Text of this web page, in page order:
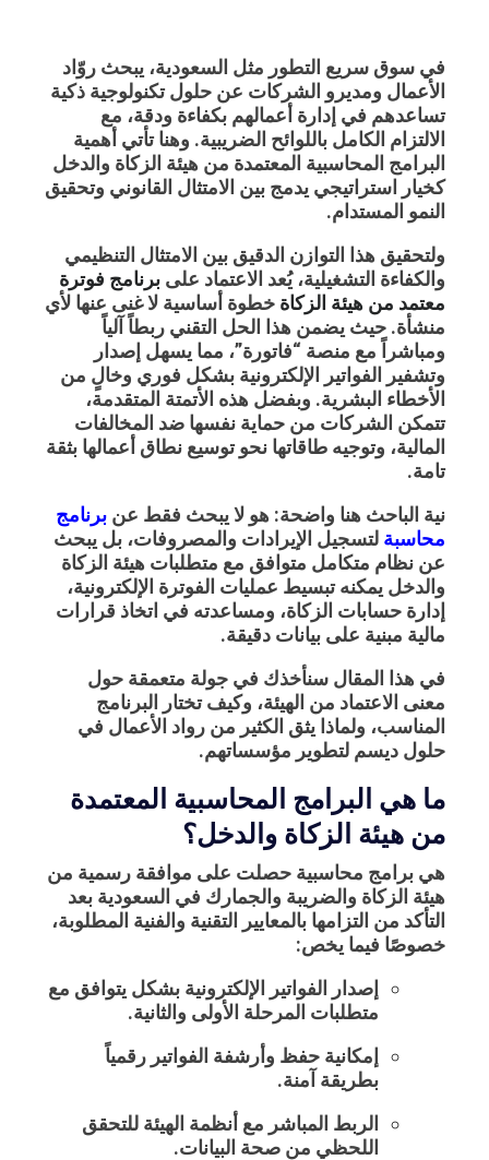
في سوق سريع التطور مثل السعودية، يبحث روّاد
الأعمال ومديرو الشركات عن حلول تكنولوجية ذكية
تساعدهم في إدارة أعمالهم بكفاءة ودقة، مع
الالتزام الكامل باللوائح الضريبية. وهنا تأتي أهمية
البرامج المحاسبية المعتمدة من هيئة الزكاة والدخل
كخيار استراتيجي يدمج بين الامتثال القانوني وتحقيق
النمو المستدام.
ولتحقيق هذا التوازن الدقيق بين الامتثال التنظيمي
والكفاءة التشغيلية، يُعد الاعتماد على برنامج فوترة
معتمد من هيئة الزكاة خطوة أساسية لا غنى عنها لأي
منشأة. حيث يضمن هذا الحل التقني ربطاً آلياً
ومباشراً مع منصة “فاتورة”، مما يسهل إصدار
وتشفير الفواتير الإلكترونية بشكل فوري وخالٍ من
الأخطاء البشرية. وبفضل هذه الأتمتة المتقدمة،
تتمكن الشركات من حماية نفسها ضد المخالفات
المالية، وتوجيه طاقاتها نحو توسيع نطاق أعمالها بثقة
تامة.
نية الباحث هنا واضحة: هو لا يبحث فقط عن برنامج
محاسبة لتسجيل الإيرادات والمصروفات، بل يبحث
عن نظام متكامل متوافق مع متطلبات هيئة الزكاة
والدخل يمكنه تبسيط عمليات الفوترة الإلكترونية،
إدارة حسابات الزكاة، ومساعدته في اتخاذ قرارات
مالية مبنية على بيانات دقيقة.
في هذا المقال سنأخذك في جولة متعمقة حول
معنى الاعتماد من الهيئة، وكيف تختار البرنامج
المناسب، ولماذا يثق الكثير من رواد الأعمال في
حلول ديسم لتطوير مؤسساتهم.
ما هي البرامج المحاسبية المعتمدة
من هيئة الزكاة والدخل؟
هي برامج محاسبية حصلت على موافقة رسمية من
هيئة الزكاة والضريبة والجمارك في السعودية بعد
التأكد من التزامها بالمعايير التقنية والفنية المطلوبة،
خصوصًا فيما يخص:
إصدار الفواتير الإلكترونية بشكل يتوافق مع
متطلبات المرحلة الأولى والثانية.
إمكانية حفظ وأرشفة الفواتير رقمياً
بطريقة آمنة.
الربط المباشر مع أنظمة الهيئة للتحقق
اللحظي من صحة البيانات.